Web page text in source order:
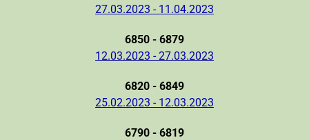
27.03.2023 - 11.04.2023
6850 - 6879
12.03.2023 - 27.03.2023
6820 - 6849
25.02.2023 - 12.03.2023
6790 - 6819